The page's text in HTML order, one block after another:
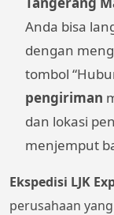
Anda bisa
dengan
tombol
pengiriman
dan lokasi
menjemput
Ekspedisi LJK
perusahaan